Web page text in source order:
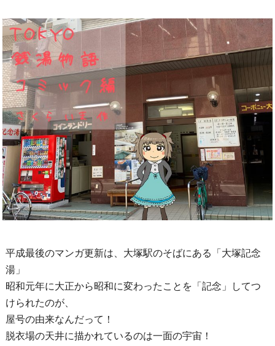
平成最後のマンガ更新は、大塚駅のそばにある「大塚記念
湯」
昭和元年に大正から昭和に変わったことを「記念」してつ
けられたのが、
屋号の由来なんだって！
脱衣場の天井に描かれているのは一面の宇宙！